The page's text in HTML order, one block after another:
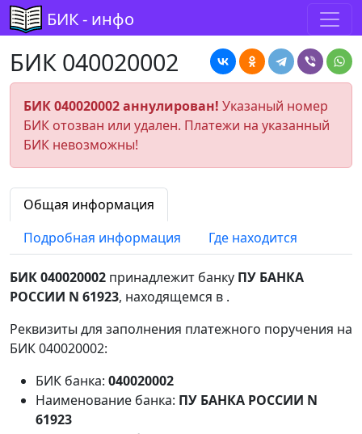
БИК - инфо
БИК 040020002
БИК 040020002 аннулирован! Указаный номер
БИК отозван или удален. Платежи на указанный
БИК невозможны!
Общая информация
Подробная информация
Где находится
БИК 040020002 принадлежит банку ПУ БАНКА
РОССИИ N 61923, находящемся в .
Реквизиты для заполнения платежного поручения на
БИК 040020002:
БИК банка: 040020002
Наименование банка: ПУ БАНКА РОССИИ N
61923